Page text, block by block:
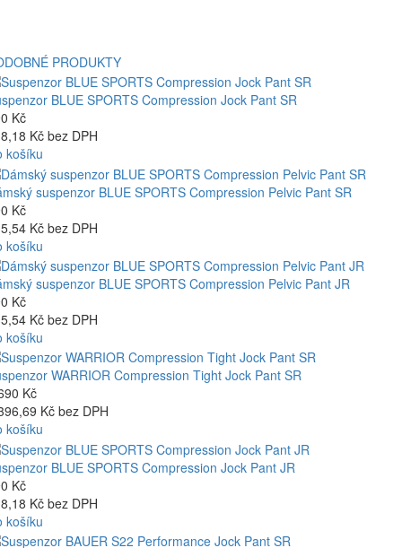
PRODUKTY
BLUE SPORTS Compression Jock Pant SR
Kč
Kč bez DPH
košíku
suspenzor BLUE SPORTS Compression Pelvic Pant SR
Kč
Kč bez DPH
košíku
suspenzor BLUE SPORTS Compression Pelvic Pant JR
Kč
Kč bez DPH
košíku
WARRIOR Compression Tight Jock Pant SR
Kč
Kč bez DPH
košíku
BLUE SPORTS Compression Jock Pant JR
Kč
Kč bez DPH
košíku